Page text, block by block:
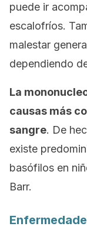
puede ir
escalofríos.
malestar
dependiendo
La
causas más
sangre. De
existe
basófilos en
Barr.